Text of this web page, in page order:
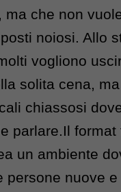
ma che non
noiosi. Allo
vogliono
solita cena,
chiassosi
parlare.Il format
un ambiente
persone nuove